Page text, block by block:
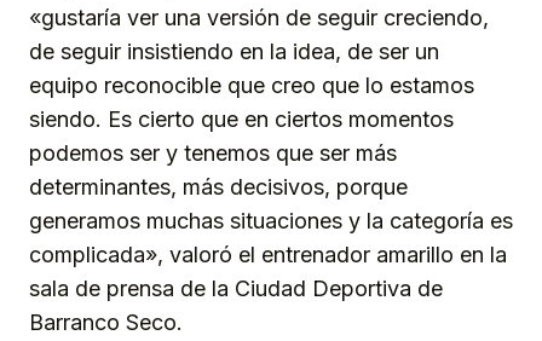
«gustaría ver una versión de seguir creciendo,
de seguir insistiendo en la idea, de ser un
equipo reconocible que creo que lo estamos
siendo. Es cierto que en ciertos momentos
podemos ser y tenemos que ser más
determinantes, más decisivos, porque
generamos muchas situaciones y la categoría es
complicada», valoró el entrenador amarillo en la
sala de prensa de la Ciudad Deportiva de
Barranco Seco.